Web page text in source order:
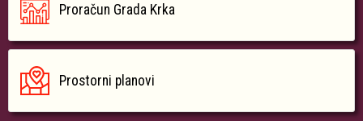
Proračun Grada Krka
Prostorni planovi